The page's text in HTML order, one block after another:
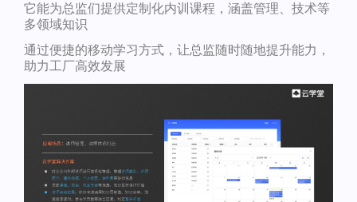
它能为总监们提供定制化内训课程，涵盖管理、技术等
多领域知识
通过便捷的移动学习方式，让总监随时随地提升能力，
助力工厂高效发展